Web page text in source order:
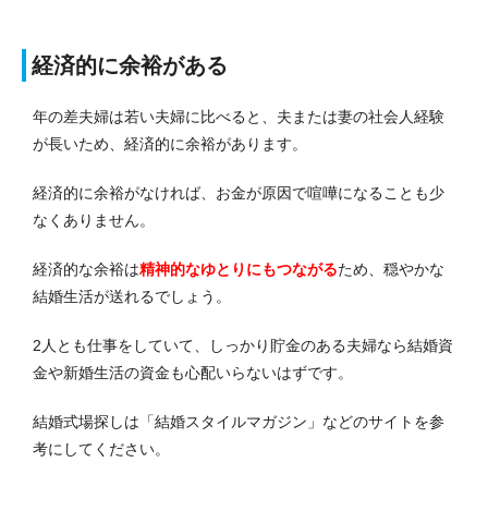
経済的に余裕がある
年の差夫婦は若い夫婦に比べると、夫または妻の社会人経験
が長いため、経済的に余裕があります。
経済的に余裕がなければ、お金が原因で喧嘩になることも少
なくありません。
経済的な余裕は精神的なゆとりにもつながるため、穏やかな
結婚生活が送れるでしょう。
2人とも仕事をしていて、しっかり貯金のある夫婦なら結婚資
金や新婚生活の資金も心配いらないはずです。
結婚式場探しは「結婚スタイルマガジン」などのサイトを参
考にしてください。